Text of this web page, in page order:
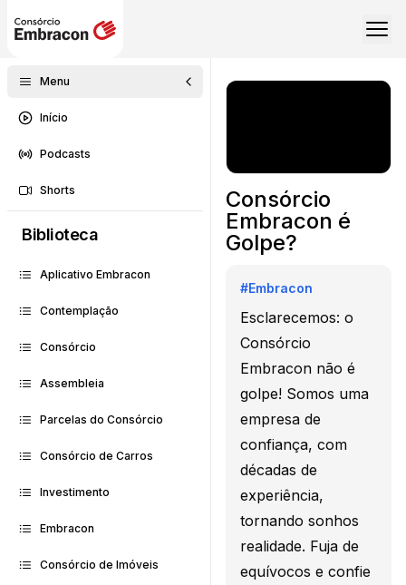
Menu
Início
Podcasts
Shorts
Biblioteca
Aplicativo Embracon
Contemplação
Consórcio
Assembleia
Parcelas do Consórcio
Consórcio de Carros
Investimento
Embracon
Consórcio de Imóveis
Consórcio
Embracon é
Golpe?
#Embracon
Esclarecemos: o
Consórcio
Embracon não é
golpe! Somos uma
empresa de
confiança, com
décadas de
experiência,
tornando sonhos
realidade. Fuja de
equívocos e confie